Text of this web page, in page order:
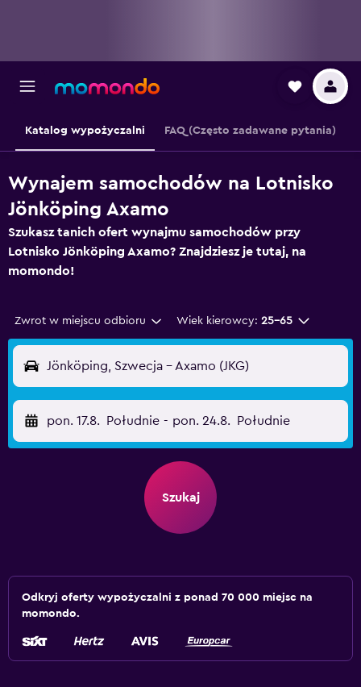
Katalog wypożyczalni FAQ (Często zadawane pytania)
Wynajem samochodów na Lotnisko
Jönköping Axamo
Szukasz tanich ofert wynajmu samochodów przy
Lotnisko Jönköping Axamo? Znajdziesz je tutaj, na
momondo!
Zwrot w miejscu odbioru Wiek kierowcy: 25-65
Jönköping, Szwecja - Axamo (JKG)
pon. 17.8. Południe - pon. 24.8. Południe
Szukaj
Odkryj oferty wypożyczalni z ponad 70 000 miejsc na
momondo.